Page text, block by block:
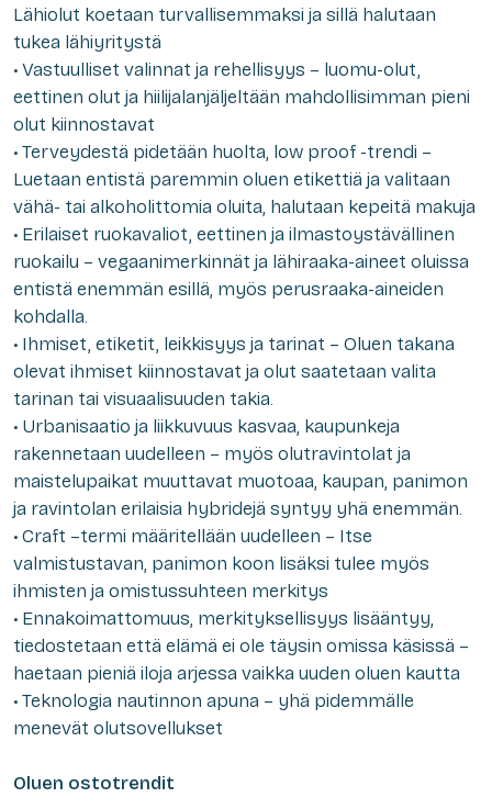
Lähiolut koetaan turvallisemmaksi ja sillä halutaan
tukea lähiyritystä
• Vastuulliset valinnat ja rehellisyys – luomu-olut,
eettinen olut ja hiilijalanjäljeltään mahdollisimman pieni
olut kiinnostavat
• Terveydestä pidetään huolta, low proof -trendi –
Luetaan entistä paremmin oluen etikettiä ja valitaan
vähä- tai alkoholittomia oluita, halutaan kepeitä makuja
• Erilaiset ruokavaliot, eettinen ja ilmastoystävällinen
ruokailu – vegaanimerkinnät ja lähiraaka-aineet oluissa
entistä enemmän esillä, myös perusraaka-aineiden
kohdalla.
• Ihmiset, etiketit, leikkisyys ja tarinat – Oluen takana
olevat ihmiset kiinnostavat ja olut saatetaan valita
tarinan tai visuaalisuuden takia.
• Urbanisaatio ja liikkuvuus kasvaa, kaupunkeja
rakennetaan uudelleen – myös olutravintolat ja
maistelupaikat muuttavat muotoaa, kaupan, panimon
ja ravintolan erilaisia hybridejä syntyy yhä enemmän.
• Craft –termi määritellään uudelleen – Itse
valmistustavan, panimon koon lisäksi tulee myös
ihmisten ja omistussuhteen merkitys
• Ennakoimattomuus, merkityksellisyys lisääntyy,
tiedostetaan että elämä ei ole täysin omissa käsissä –
haetaan pieniä iloja arjessa vaikka uuden oluen kautta
• Teknologia nautinnon apuna – yhä pidemmälle
menevät olutsovellukset
Oluen ostotrendit